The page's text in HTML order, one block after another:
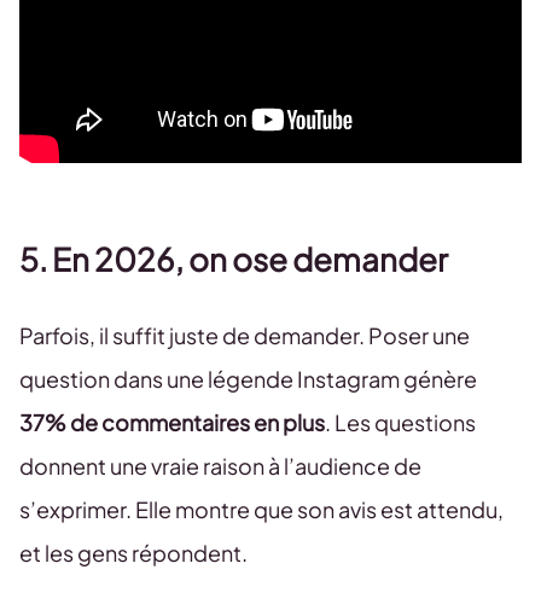
5. En 2026, on ose demander
Parfois, il suffit juste de demander. Poser une
question dans une légende Instagram génère
37% de commentaires en plus. Les questions
donnent une vraie raison à l’audience de
s’exprimer. Elle montre que son avis est attendu,
et les gens répondent.